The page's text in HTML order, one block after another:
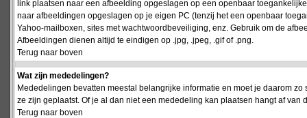
link plaatsen naar een afbeelding opgeslagen op een openbaar
naar afbeeldingen opgeslagen op je eigen PC (tenzij het een openbaar
Yahoo-mailboxen, sites met wachtwoordbeveiliging, enz. Gebruik om de
Afbeeldingen dienen altijd te eindigen op .jpg, .jpeg, .gif of .png.
Terug naar boven
Wat zijn mededelingen?
Mededelingen bevatten meestal belangrijke informatie en moet je daarom
ze zijn geplaatst. Of je al dan niet een mededeling kan plaatsen hangt af
Terug naar boven